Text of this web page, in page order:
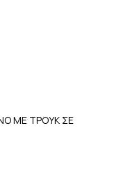
ΜΕ ΤΡΟΥΚ ΣΕ